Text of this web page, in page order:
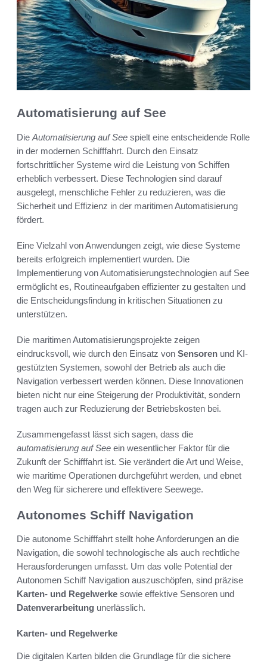
Automatisierung auf See
Die Automatisierung auf See spielt eine entscheidende Rolle
in der modernen Schifffahrt. Durch den Einsatz
fortschrittlicher Systeme wird die Leistung von Schiffen
erheblich verbessert. Diese Technologien sind darauf
ausgelegt, menschliche Fehler zu reduzieren, was die
Sicherheit und Effizienz in der maritimen Automatisierung
fördert.
Eine Vielzahl von Anwendungen zeigt, wie diese Systeme
bereits erfolgreich implementiert wurden. Die
Implementierung von Automatisierungstechnologien auf See
ermöglicht es, Routineaufgaben effizienter zu gestalten und
die Entscheidungsfindung in kritischen Situationen zu
unterstützen.
Die maritimen Automatisierungsprojekte zeigen
eindrucksvoll, wie durch den Einsatz von Sensoren und KI-
gestützten Systemen, sowohl der Betrieb als auch die
Navigation verbessert werden können. Diese Innovationen
bieten nicht nur eine Steigerung der Produktivität, sondern
tragen auch zur Reduzierung der Betriebskosten bei.
Zusammengefasst lässt sich sagen, dass die
automatisierung auf See ein wesentlicher Faktor für die
Zukunft der Schifffahrt ist. Sie verändert die Art und Weise,
wie maritime Operationen durchgeführt werden, und ebnet
den Weg für sicherere und effektivere Seewege.
Autonomes Schiff Navigation
Die autonome Schifffahrt stellt hohe Anforderungen an die
Navigation, die sowohl technologische als auch rechtliche
Herausforderungen umfasst. Um das volle Potential der
Autonomen Schiff Navigation auszuschöpfen, sind präzise
Karten- und Regelwerke sowie effektive Sensoren und
Datenverarbeitung unerlässlich.
Karten- und Regelwerke
Die digitalen Karten bilden die Grundlage für die sichere